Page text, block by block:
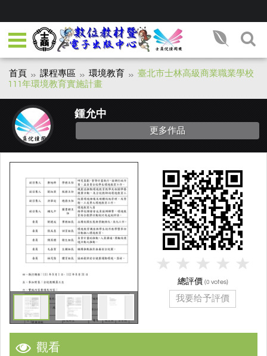
首頁 課程專區 環境教育
臺北市士林高級商業職業學校
111年環境教育實施計畫
鍾允中
更多作品
觀看
總評價 (0 votes)
我要给予評價